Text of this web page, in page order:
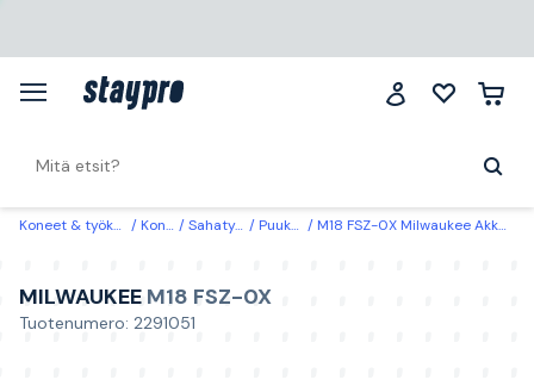
Koneet & työkalut Koneet Sahatyökalut Puukkosahat M18 FSZ-0X Milwaukee Akkupuukkosaha ilman akkua ja laturia
MILWAUKEE M18 FSZ-0X
Tuotenumero: 2291051